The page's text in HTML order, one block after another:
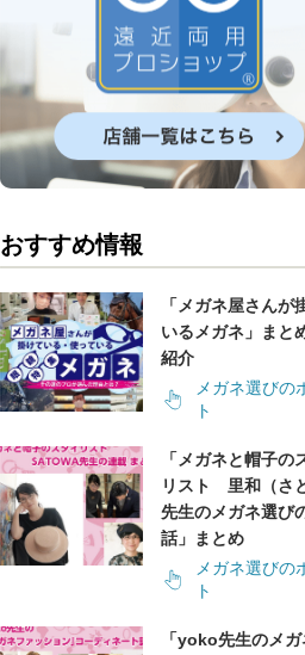
おすすめ情報
「メガネ屋さんが
いるメガネ」まと
紹介
メガネ選びの
ト
「メガネと帽子の
リスト 里和（さ
先生のメガネ選び
話」まとめ
メガネ選びの
ト
「yoko先生のメ